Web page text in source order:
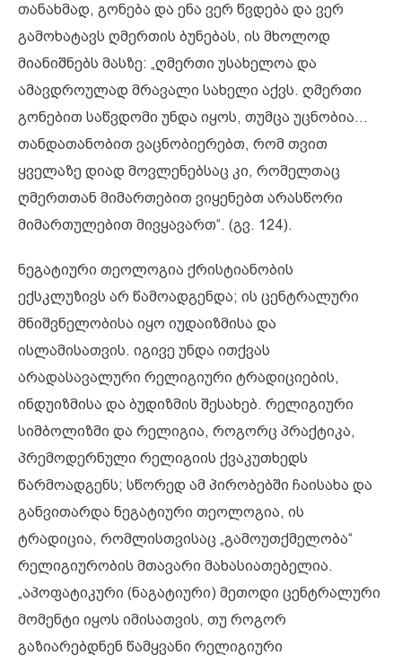
თანახმად, გონება და ენა ვერ წვდება და ვერ
გამოხატავს ღმერთის ბუნებას, ის მხოლოდ
მიანიშნებს მასზე: „ღმერთი უსახელოა და
ამავდროულად მრავალი სახელი აქვს. ღმერთი
გონებით საწვდომი უნდა იყოს, თუმცა უცნობია...
თანდათანობით ვაცნობიერებთ, რომ თვით
ყველაზე დიად მოვლენებსაც კი, რომელთაც
ღმერთთან მიმართებით ვიყენებთ არასწორი
მიმართულებით მივყავართ“. (გვ. 124).
ნეგატიური თეოლოგია ქრისტიანობის
ექსკლუზივს არ წამოადგენდა; ის ცენტრალური
მნიშვნელობისა იყო იუდაიზმისა და
ისლამისათვის. იგივე უნდა ითქვას
არადასავალური რელიგიური ტრადიციების,
ინდუიზმისა და ბუდიზმის შესახებ. რელიგიური
სიმბოლიზმი და რელიგია, როგორც პრაქტიკა,
პრემოდერნული რელიგიის ქვაკუთხედს
წარმოადგენს; სწორედ ამ პირობებში ჩაისახა და
განვითარდა ნეგატიური თეოლოგია, ის
ტრადიცია, რომლისთვისაც „გამოუთქმელობა“
რელიგიურობის მთავარი მახასიათებელია.
„აპოფატიკური (ნაგატიური) მეთოდი ცენტრალური
მომენტი იყოს იმისათვის, თუ როგორ
გაზიარებდნენ წამყვანი რელიგიური